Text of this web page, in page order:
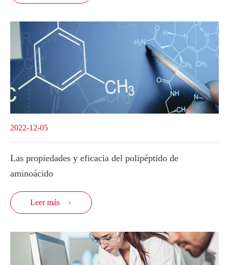
2022-12-05
Las propiedades y eficacia del polipéptido de
aminoácido
Leer más 